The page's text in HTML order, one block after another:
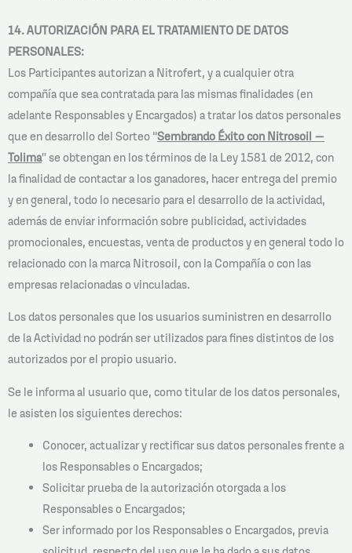
14. AUTORIZACIÓN PARA EL TRATAMIENTO DE DATOS
PERSONALES:
Los Participantes autorizan a Nitrofert, y a cualquier otra
compañía que sea contratada para las mismas finalidades (en
adelante Responsables y Encargados) a tratar los datos personales
que en desarrollo del Sorteo “Sembrando Éxito con Nitrosoil –
Tolima” se obtengan en los términos de la Ley 1581 de 2012, con
la finalidad de contactar a los ganadores, hacer entrega del premio
y en general, todo lo necesario para el desarrollo de la actividad,
además de enviar información sobre publicidad, actividades
promocionales, encuestas, venta de productos y en general todo lo
relacionado con la marca Nitrosoil, con la Compañía o con las
empresas relacionadas o vinculadas.
Los datos personales que los usuarios suministren en desarrollo
de la Actividad no podrán ser utilizados para fines distintos de los
autorizados por el propio usuario.
Se le informa al usuario que, como titular de los datos personales,
le asisten los siguientes derechos:
Conocer, actualizar y rectificar sus datos personales frente a
los Responsables o Encargados;
Solicitar prueba de la autorización otorgada a los
Responsables o Encargados;
Ser informado por los Responsables o Encargados, previa